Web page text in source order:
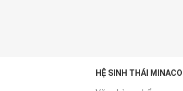
HỆ SINH THÁI MINACO